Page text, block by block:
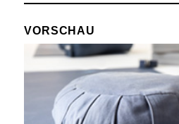
VORSCHAU